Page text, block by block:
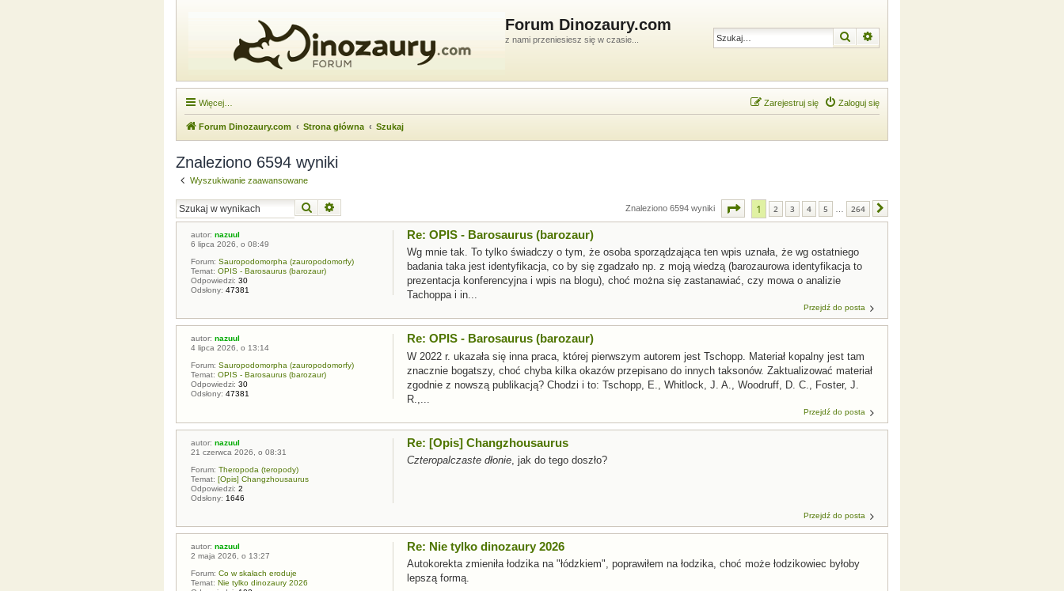
Forum Dinozaury.com
z nami przeniesiesz się w czasie... Szukaj
Więcej… Zaloguj się
Zarejestruj się
Forum Dinozaury.com Strona główna Szukaj
Znaleziono 6594 wyniki
Wyszukiwanie zaawansowane
Szukaj Znaleziono 6594 wyniki Strona z 264
1 2 3 4 5 264
autor: nazuul
6 lipca 2026, o 08:49
Forum: Sauropodomorpha (zauropodomorfy)
Temat: OPIS - Barosaurus (barozaur)
Odpowiedzi: 30
Odsłony: 47381
Re: OPIS - Barosaurus (barozaur)
Wg mnie tak. To tylko świadczy o tym, że osoba sporządzająca ten wpis uznała, że wg ostatniego
badania taka jest identyfikacja, co by się zgadzało np. z moją wiedzą (barozaurowa identyfikacja to
prezentacja konferencyjna i wpis na blogu), choć można się zastanawiać, czy mowa o analizie
Tachoppa i in...
Przejdź do posta
autor: nazuul
4 lipca 2026, o 13:14
Forum: Sauropodomorpha (zauropodomorfy)
Temat: OPIS - Barosaurus (barozaur)
Odpowiedzi: 30
Odsłony: 47381
Re: OPIS - Barosaurus (barozaur)
W 2022 r. ukazała się inna praca, której pierwszym autorem jest Tschopp. Materiał kopalny jest tam
znacznie bogatszy, choć chyba kilka okazów przepisano do innych taksonów. Zaktualizować materiał
zgodnie z nowszą publikacją? Chodzi i to: Tschopp, E., Whitlock, J. A., Woodruff, D. C., Foster, J.
R.,...
Przejdź do posta
autor: nazuul
21 czerwca 2026, o 08:31
Forum: Theropoda (teropody)
Temat: [Opis] Changzhousaurus
Odpowiedzi: 2
Odsłony: 1646
Re: [Opis] Changzhousaurus
Czteropalczaste dłonie, jak do tego doszło?
Przejdź do posta
autor: nazuul
2 maja 2026, o 13:27
Forum: Co w skałach eroduje
Temat: Nie tylko dinozaury 2026
Re: Nie tylko dinozaury 2026
Autokorekta zmieniła łodzika na "łódzkiem", poprawiłem na łodzika, choć może łodzikowiec byłoby
lepszą formą.